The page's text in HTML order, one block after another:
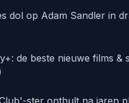
dol op Adam Sandler in
de beste nieuwe films &
ster onthult na jaren